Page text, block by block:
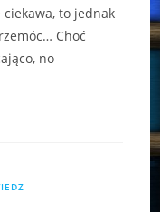
to jednak
Choć
no